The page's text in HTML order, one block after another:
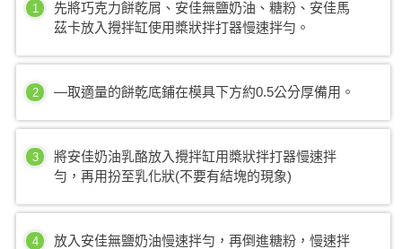
1
先將巧克力餅乾屑、安佳無鹽奶油、糖粉、安佳馬
茲卡放入攪拌缸使用槳狀拌打器慢速拌勻。
2 —取適量的餅乾底鋪在模具下方約0.5公分厚備用。
3
將安佳奶油乳酪放入攪拌缸用槳狀拌打器慢速拌
勻，再用扮至乳化狀(不要有結塊的現象)
4
放入安佳無鹽奶油慢速拌勻，再倒進糖粉，慢速拌